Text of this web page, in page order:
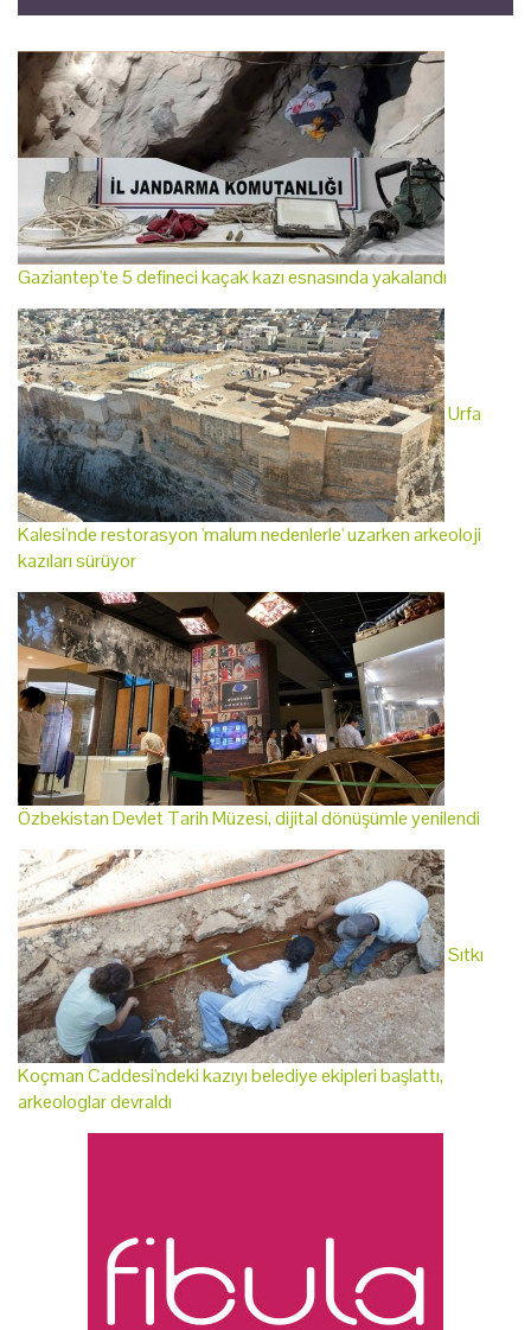
Gaziantep'te 5 defineci kaçak kazı esnasında yakalandı
Urfa
Kalesi'nde restorasyon 'malum nedenlerle' uzarken arkeoloji
kazıları sürüyor
Özbekistan Devlet Tarih Müzesi, dijital dönüşümle yenilendi
Sıtkı
Koçman Caddesi'ndeki kazıyı belediye ekipleri başlattı,
arkeologlar devraldı